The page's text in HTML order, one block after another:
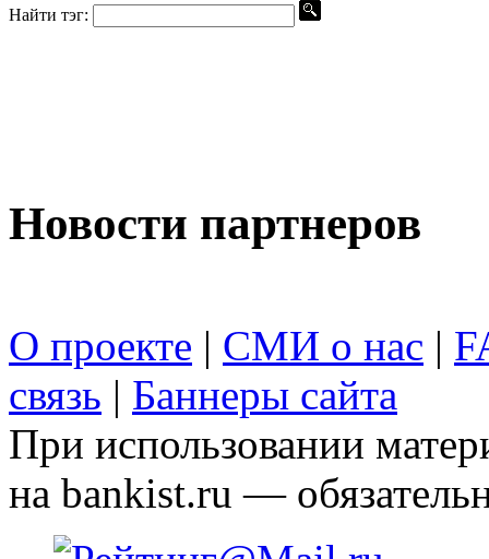
Найти тэг:
Новости партнеров
О проекте | СМИ о нас |
связь | Баннеры сайта
При использовании
на bankist.ru —